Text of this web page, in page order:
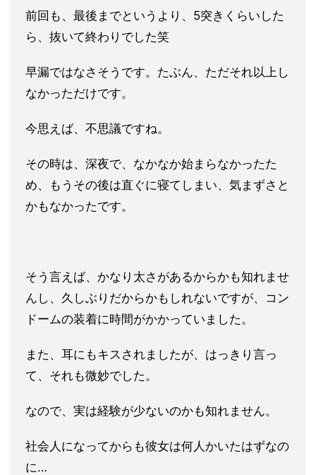
前回も、最後までと いうより、5突きくらいした
ら、抜いて終わりでした笑
早漏ではなさそうです。たぶん、ただそれ以上し
なかっただけです。
今思えば、不思議ですね。
その時は、深夜で、なかなか始まらなかったた
め、もうその後は直 ぐに寝てしまい、気まずさと
かもなかったです。
そう言えば、かなり太さがあるからかも知れませ
んし、久しぶりだからかもしれないですが、コン
ドームの装着に時間がかかっていま した。
また、耳にもキスされましたが、はっきり言っ
て、それも微妙でした。
なので、実は経験が少ないのかも知れません。
社会人になってからも彼女は何人かいたはずなの
に…